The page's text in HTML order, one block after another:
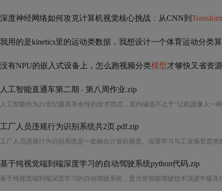
深度神经网络如何攻克计算机视觉核心挑战 ： 从CNN到
我用的是kinetics里的运动类数据，我想设计一个体育运动分类
没有NPU的嵌入式设备上，怎么跑视频分类模型才够快又省资
人工智能直通车第二期 - 第八周作业.zip
工厂人员违规行为识别系统共2页.pdf.zip
基于纯视觉端到端深度学习的自动驾驶系统python代码.zip